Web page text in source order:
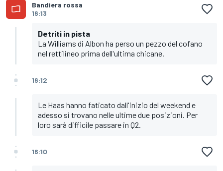
Bandiera rossa
16:13
Detriti in pista
La Williams di Albon ha perso un pezzo del cofano
nel rettilineo prima dell'ultima chicane.
16:12
Le Haas hanno faticato dall'inizio del weekend e
adesso si trovano nelle ultime due posizioni. Per
loro sarà difficile passare in Q2.
16:10